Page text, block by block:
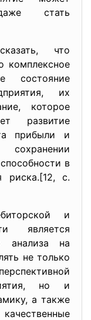
стать
что
комплексное
состояние
их
которое
развитие
прибыли и
в
риска.[12, с.
и
является
анализа на
не только
но и
а также